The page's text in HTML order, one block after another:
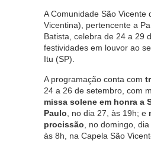
A Comunidade São Vicente
Vicentina), pertencente a
Batista, celebra de 24 a 29
festividades em louvor ao
Itu (SP).
A programação conta com
24 a 26 de setembro, com
missa solene em honra a
Paulo , no dia 27, às 19h; e
procissão , no domingo,
às 8h, na Capela São